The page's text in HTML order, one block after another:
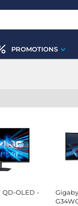
PROMOTIONS
QD-OLED -